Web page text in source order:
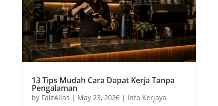
13 Tips Mudah Cara Dapat Kerja Tanpa
Pengalaman
by FaizAlias | May 23, 2026| Info Kerjaya